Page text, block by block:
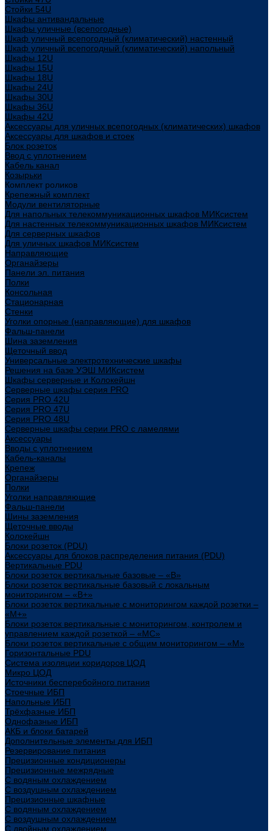
Стойки 54U
Шкафы антивандальные
Шкафы уличные (всепогодные)
Шкаф уличный всепогодный (климатический) настенный
Шкаф уличный всепогодный (климатический) напольный
Шкафы 12U
Шкафы 15U
Шкафы 18U
Шкафы 24U
Шкафы 30U
Шкафы 36U
Шкафы 42U
Аксессуары для уличных всепогодных (климатических) шкафов
Аксессуары для шкафов и стоек
Блок розеток
Ввод с уплотнением
Кабель канал
Козырьки
Комплект роликов
Крепежный комплект
Модули вентиляторные
Для напольных телекоммуникационных шкафов МИКсистем
Для настенных телекоммуникационных шкафов МИКсистем
Для серверных шкафов
Для уличных шкафов МИКсистем
Направляющие
Органайзеры
Панели эл. питания
Полки
Консольная
Стационарная
Стенки
Уголки опорные (направляющие) для шкафов
Фальш-панели
Шина заземления
Щеточный ввод
Универсальные электротехнические шкафы
Решения на базе УЭШ МИКсистем
Шкафы серверные и Колокейшн
Серверные шкафы серия PRO
Серия PRO 42U
Серия PRO 47U
Серия PRO 48U
Серверные шкафы серии PRO с ламелями
Аксессуары
Вводы с уплотнением
Кабель-каналы
Крепеж
Органайзеры
Полки
Уголки направляющие
Фальш-панели
Шины заземления
Щеточные вводы
Колокейшн
Блоки розеток (PDU)
Аксессуары для блоков распределения питания (PDU)
Вертикальные PDU
Блоки розеток вертикальные базовые – «В»
Блоки розеток вертикальные базовый с локальным
мониторингом – «В+»
Блоки розеток вертикальные с мониторингом каждой розетки –
«М+»
Блоки розеток вертикальные с мониторингом, контролем и
управлением каждой розеткой – «МС»
Блоки розеток вертикальные с общим мониторингом – «М»
Горизонтальные PDU
Система изоляции коридоров ЦОД
Микро ЦОД
Источники бесперебойного питания
Стоечные ИБП
Напольные ИБП
Трёхфазные ИБП
Однофазные ИБП
АКБ и блоки батарей
Дополнительные элементы для ИБП
Резервирование питания
Прецизионные кондиционеры
Прецизионные межрядные
С водяным охлаждением
С воздушным охлаждением
Прецизионные шкафные
С водяным охлаждением
С воздушным охлаждением
С двойным охлаждением